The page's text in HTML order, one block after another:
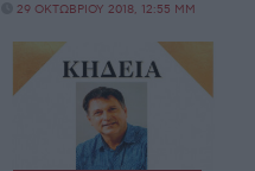
29 ΟΚΤΩΒΡΊΟΥ 2018, 12:55 ΜΜ